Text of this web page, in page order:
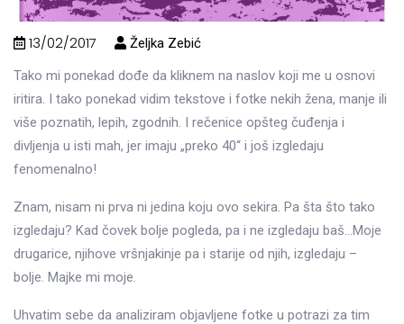
13/02/2017
Željka Zebić
Tako mi ponekad dođe da kliknem na naslov koji me u osnovi
iritira. I tako ponekad vidim tekstove i fotke nekih žena, manje ili
više poznatih, lepih, zgodnih. I rečenice opšteg čuđenja i
divljenja u isti mah, jer imaju „preko 40“ i još izgledaju
fenomenalno!
Znam, nisam ni prva ni jedina koju ovo sekira. Pa šta što tako
izgledaju? Kad čovek bolje pogleda, pa i ne izgledaju baš…Moje
drugarice, njihove vršnjakinje pa i starije od njih, izgledaju –
bolje. Majke mi moje.
Uhvatim sebe da analiziram objavljene fotke u potrazi za tim